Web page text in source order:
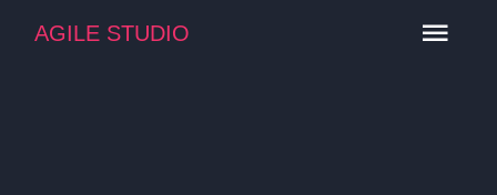
AGILE STUDIO